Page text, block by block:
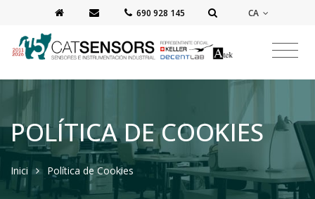
‭690 928 145‬ CA
POLÍTICA DE COOKIES
Inici Política de Cookies